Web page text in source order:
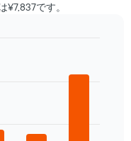
です。